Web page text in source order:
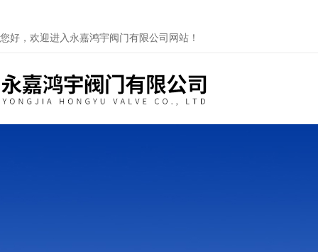
您好，欢迎进入永嘉鸿宇阀门有限公司网站！